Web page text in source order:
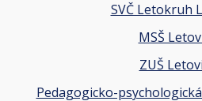
SVČ Letokruh
MSŠ
ZUŠ
Pedagogicko-